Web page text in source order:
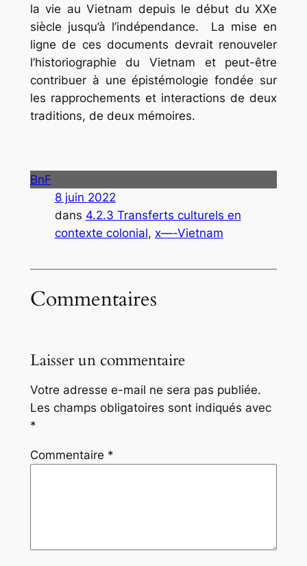
la vie au Vietnam depuis le début du XXe
siècle jusqu’à l’indépendance. La mise en
ligne de ces documents devrait renouveler
l’historiographie du Vietnam et peut-être
contribuer à une épistémologie fondée sur
les rapprochements et interactions de deux
traditions, de deux mémoires.
BnF
8 juin 2022
dans 4.2.3 Transferts culturels en
contexte colonial, x—-Vietnam
Commentaires
Laisser un commentaire
Votre adresse e-mail ne sera pas publiée.
Les champs obligatoires sont indiqués avec
*
Commentaire *